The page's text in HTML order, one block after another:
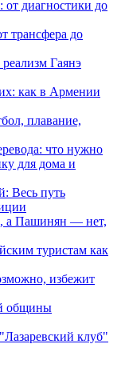
диагностики до
трансфера до
Гаянэ
как в Армении
плавание,
что нужно
для дома и
Весь путь
а Пашинян — нет,
туристам как
избежит
общины
клуб"